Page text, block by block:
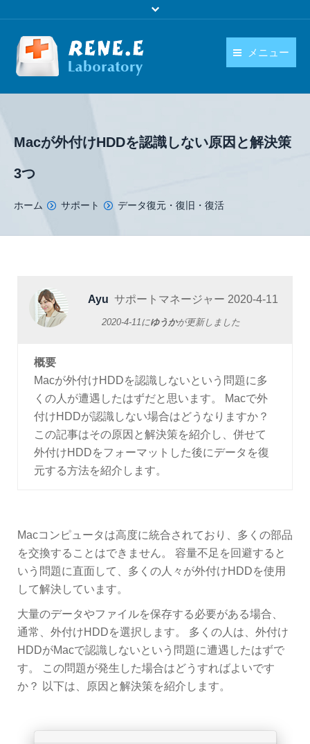
メニュー
日本語
Macが外付けHDDを認識しない原因と解決策
3つ
You are here:
ホーム サポート データ復元・復旧・復活
Ayu サポートマネージャー 2020-4-11
2020-4-11にゆうかが更新しました
概要
Macが外付けHDDを認識しないという問題に多
くの人が遭遇したはずだと思います。 Macで外
付けHDDが認識しない場合はどうなりますか？
この記事はその原因と解決策を紹介し、併せて
外付けHDDをフォーマットした後にデータを復
元する方法を紹介します。
Macコンピュータは高度に統合されており、多くの部品
を交換することはできません。 容量不足を回避すると
いう問題に直面して、多くの人々が外付けHDDを使用
して解決しています。
大量のデータやファイルを保存する必要がある場合、
通常、外付けHDDを選択します。 多くの人は、外付け
HDDがMacで認識しないという問題に遭遇したはずで
す。 この問題が発生した場合はどうすればよいです
か？ 以下は、原因と解決策を紹介します。